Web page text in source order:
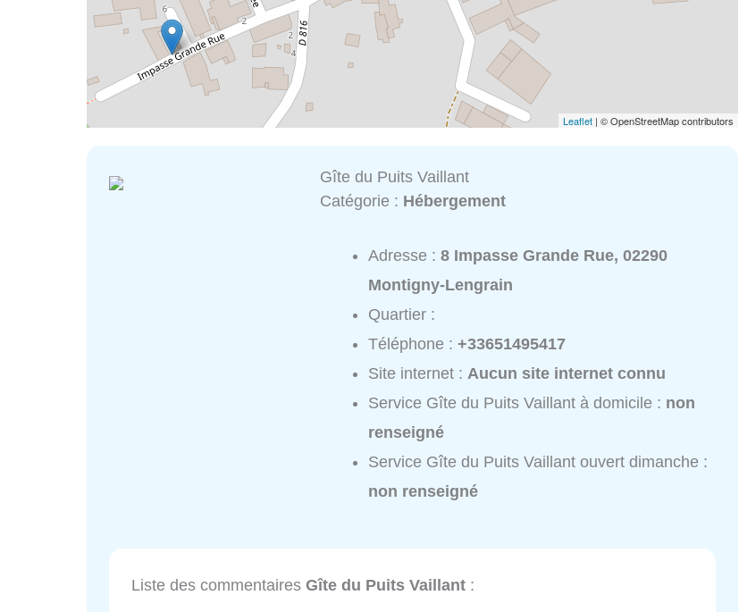
Leaflet | © OpenStreetMap contributors
Gîte du Puits Vaillant
Catégorie : Hébergement
Adresse :8 Impasse Grande Rue, 02290
Montigny-Lengrain
Quartier :
Téléphone :+33651495417
Site internet :Aucun site internet connu
Service Gîte du Puits Vaillant à domicile : non
renseigné
Service Gîte du Puits Vaillant ouvert dimanche :
non renseigné
Liste des commentaires Gîte du Puits Vaillant :